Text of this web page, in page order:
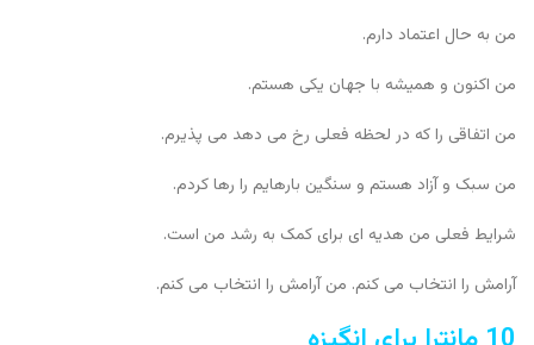
من به حال اعتماد دارم.
من اکنون و همیشه با جهان یکی هستم.
من اتفاقی را که در لحظه فعلی رخ می دهد می پذیرم.
من سبک و آزاد هستم و سنگین بارهایم را رها کردم.
شرایط فعلی من هدیه ای برای کمک به رشد من است.
آرامش را انتخاب می کنم. من آرامش را انتخاب می کنم.